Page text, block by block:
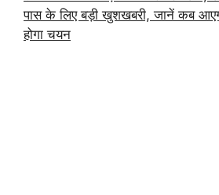
पास के लिए बड़ी खुशखबरी, जानें कब
होगा चयन